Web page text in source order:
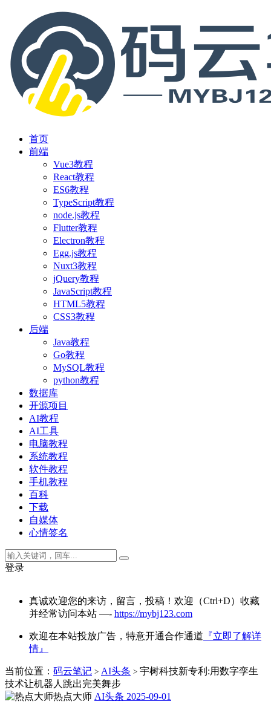
首页
前端
Vue3教程
React教程
ES6教程
TypeScript教程
node.js教程
Flutter教程
Electron教程
Egg.js教程
Nuxt3教程
jQuery教程
JavaScript教程
HTML5教程
CSS3教程
后端
Java教程
Go教程
MySQL教程
python教程
数据库
开源项目
AI教程
AI工具
电脑教程
系统教程
软件教程
手机教程
百科
下载
自媒体
心情签名
登录
真诚欢迎您的来访，留言，投稿！欢迎（Ctrl+D）收藏
并经常访问本站 —- https://mybj123.com
欢迎在本站投放广告，特意开通合作通道 『立即了解详
情』
当前位置： 码云笔记 > AI头条 > 宇树科技新专利:用数字孪生
技术让机器人跳出完美舞步
热点大师 AI头条 2025-09-01